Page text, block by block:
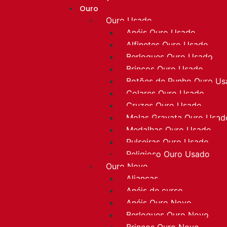
Ouro
Ouro Usado
Anéis Ouro Usado
Alfinetes Ouro Usado
Berloques Ouro Usado
Brincos Ouro Usado
Botões de Punho Ouro
Colares Ouro Usado
Cruzes Ouro Usado
Molas Gravata Ouro
Medalhas Ouro Usado
Pulseiras Ouro Usado
Religioso Ouro Usado
Ouro Novo
Alianças
Anéis de curso
Anéis Ouro Novo
Berloques Ouro Novo